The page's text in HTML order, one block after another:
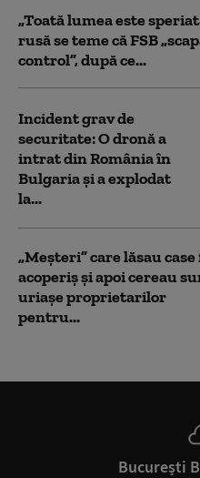
„Toată lumea este
rusă se teme că FSB
control”, după ce...
Incident grav de
securitate: O dronă a
intrat din România în
Bulgaria şi a explodat
la...
„Meșteri” care lăsau
acoperiș și apoi cereau
uriașe proprietarilor
pentru...
București